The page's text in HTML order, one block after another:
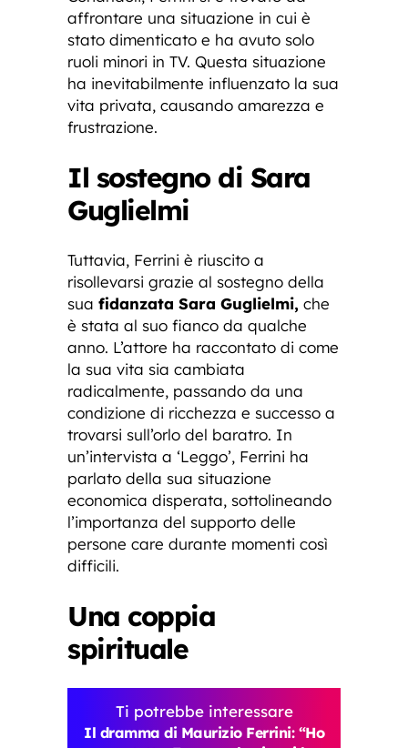
affrontare una situazione in cui è
stato dimenticato e ha avuto solo
ruoli minori in TV. Questa situazione
ha inevitabilmente influenzato la sua
vita privata, causando amarezza e
frustrazione.
Il sostegno di Sara
Guglielmi
Tuttavia, Ferrini è riuscito a
risollevarsi grazie al sostegno della
sua fidanzata Sara Guglielmi, che
è stata al suo fianco da qualche
anno. L’attore ha raccontato di come
la sua vita sia cambiata
radicalmente, passando da una
condizione di ricchezza e successo a
trovarsi sull’orlo del baratro. In
un’intervista a ‘Leggo’, Ferrini ha
parlato della sua situazione
economica disperata, sottolineando
l’importanza del supporto delle
persone care durante momenti così
difficili.
Una coppia
spirituale
Ti potrebbe interessare
Il dramma di Maurizio Ferrini: “Ho